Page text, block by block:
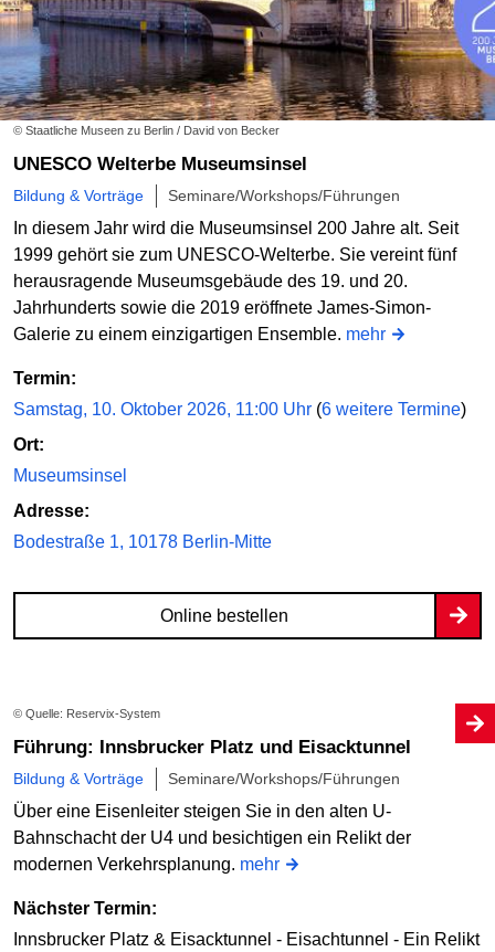
© Staatliche Museen zu Berlin / David von Becker
UNESCO Welterbe Museumsinsel
Bildung & Vorträge Seminare/Workshops/Führungen
In diesem Jahr wird die Museumsinsel 200 Jahre alt. Seit
1999 gehört sie zum UNESCO-Welterbe. Sie vereint fünf
herausragende Museumsgebäude des 19. und 20.
Jahrhunderts sowie die 2019 eröffnete James-Simon-
Galerie zu einem einzigartigen Ensemble. mehr
Termin:
Samstag, 10. Oktober 2026, 11:00 Uhr (6 weitere Termine)
Ort:
Museumsinsel
Adresse:
Bodestraße 1, 10178 Berlin-Mitte
Online bestellen
© Quelle: Reservix-System
Führung: Innsbrucker Platz und Eisacktunnel
Bildung & Vorträge Seminare/Workshops/Führungen
Über eine Eisenleiter steigen Sie in den alten U-
Bahnschacht der U4 und besichtigen ein Relikt der
modernen Verkehrsplanung. mehr
Nächster Termin:
Innsbrucker Platz & Eisacktunnel - Eisachtunnel - Ein Relikt